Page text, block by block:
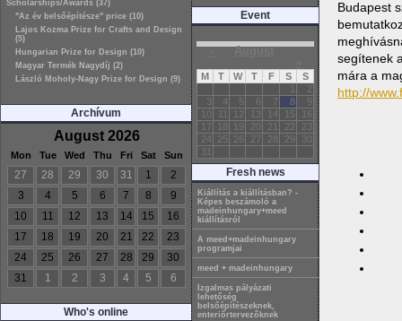
Scholarships/Awards (37)
"Az év belsőépítésze" price (10)
Lajos Kozma Prize for Crafts and Design
(5)
Hungarian Prize for Design (10)
Magyar Termék Nagydíj (2)
László Moholy-Nagy Prize for Design (9)
Archívum
August 2026
Mon Tue Wed Thu Fri Sat Sun
27 28 29 30 31 1
2
3
4 5 6 7 8
9
10
11 12 13 14 15
16
17
18 19 20 21 22
23
24
25 26 27 28 29
30
31
1 2 3 4 5 6
Who's online
Event
« August
M T W T F S
S
1
2
3
4 5 6 7 8
9
10
11 12 13 14 15
16
17
18 19 20 21 22
23
24
25 26 27 28 29
30
31
Fresh news
Kiállítás a kiállításban? -
Képes beszámoló a
madeinhungary+meed
kiállításról
A meed+madeinhungary
programjai
meed + madeinhungary
Izgalmas pályázati
lehetőség
belsőépítészeknek,
enteriőrtervezőknek
Budapest
segítenek
mára a
http://